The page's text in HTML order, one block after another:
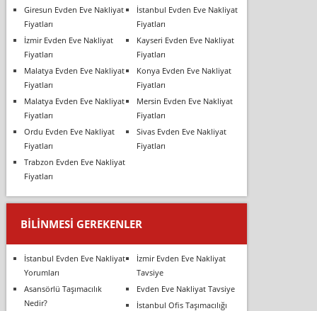
Giresun Evden Eve Nakliyat
Fiyatları
İstanbul Evden Eve Nakliyat
Fiyatları
İzmir Evden Eve Nakliyat
Fiyatları
Kayseri Evden Eve Nakliyat
Fiyatları
Malatya Evden Eve Nakliyat
Fiyatları
Konya Evden Eve Nakliyat
Fiyatları
Malatya Evden Eve Nakliyat
Fiyatları
Mersin Evden Eve Nakliyat
Fiyatları
Ordu Evden Eve Nakliyat
Fiyatları
Sivas Evden Eve Nakliyat
Fiyatları
Trabzon Evden Eve Nakliyat
Fiyatları
BILINMESI GEREKENLER
İstanbul Evden Eve Nakliyat
Yorumları
İzmir Evden Eve Nakliyat
Tavsiye
Asansörlü Taşımacılık
Nedir?
Evden Eve Nakliyat Tavsiye
İstanbul Ofis Taşımacılığı